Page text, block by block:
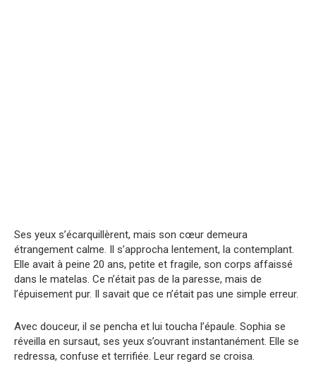
Ses yeux s’écarquillèrent, mais son cœur demeura
étrangement calme. Il s’approcha lentement, la contemplant.
Elle avait à peine 20 ans, petite et fragile, son corps affaissé
dans le matelas. Ce n’était pas de la paresse, mais de
l’épuisement pur. Il savait que ce n’était pas une simple erreur.
Avec douceur, il se pencha et lui toucha l’épaule. Sophia se
réveilla en sursaut, ses yeux s’ouvrant instantanément. Elle se
redressa, confuse et terrifiée. Leur regard se croisa.